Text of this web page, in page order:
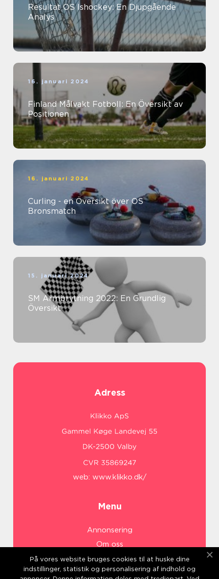
Resultat OS Ishockey: En Djupgående
Analys
16. januari 2024
Finland Målvakt Fotboll: En Översikt av
Positionen
16. januari 2024
Curling - en Översikt över OS
Bronsmatch
15. januari 2024
SM Armbrytning 2022: En Grundlig
Översikt
Adress
web: www.klikko.dk/
Menu
Annonsering
Om oss
Cookies
Kontakta oss
På vores website bruges cookies til at huske dine
indstillinger, statistik og personalisering af indhold og